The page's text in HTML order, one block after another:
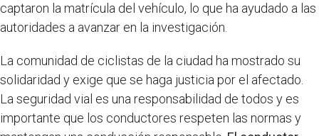
captaron la matrícula del vehículo, lo que ha ayudado a las
autoridades a avanzar en la investigación.
La comunidad de ciclistas de la ciudad ha mostrado su
solidaridad y exige que se haga justicia por el afectado.
La seguridad vial es una responsabilidad de todos y es
importante que los conductores respeten las normas y